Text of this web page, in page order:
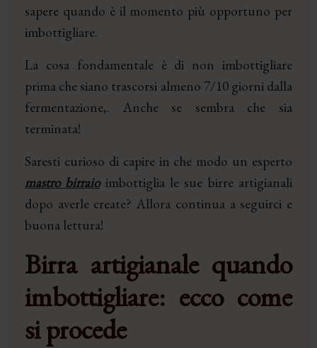
sapere quando è il momento più opportuno per
imbottigliare.
La cosa fondamentale è di non imbottigliare
prima che siano trascorsi almeno 7/10 giorni dalla
fermentazione,. Anche se sembra che sia
terminata!
Saresti curioso di capire in che modo un esperto
mastro birraioimbottiglia le sue birre artigianali
dopo averle create? Allora continua a seguirci e
buona lettura!
Birra artigianale quando
imbottigliare: ecco come
si procede